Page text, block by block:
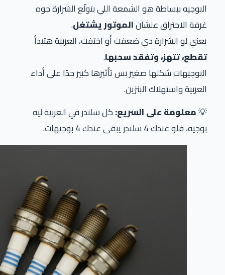
البوجيه ببساطة هو الشمعة اللي بتولّع الشرارة جوه
غرفة الاحتراق علشانالموتور يشتغل.
يعني لو الشرارة دي ضعفت أو اختفت، العربية هتبدأ
تقطع، تتهز، وتفقد سحبها.
البوجيهات شكلها صغير بس تأثيرها كبير جدًا على أداء
العربية واستهلاك البنزين.
💡معلومة على السريع:كل سلندر في العربية ليه
بوجيه، فلو عندك 4 سلندر يبقى عندك 4 بوجيهات.